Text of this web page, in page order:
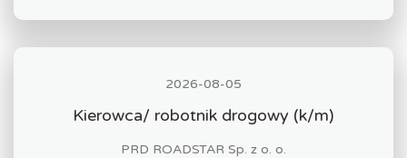
2026-08-05
Kierowca/ robotnik drogowy (k/m)
PRD ROADSTAR Sp. z o. o.